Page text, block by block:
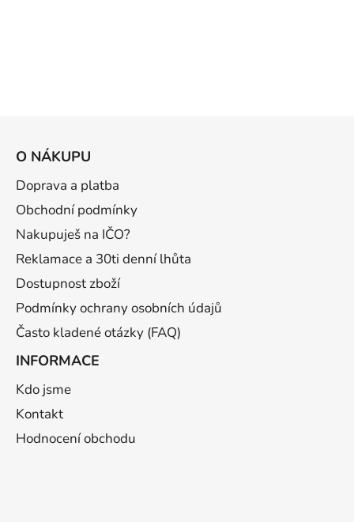
O NÁKUPU
Doprava a platba
Obchodní podmínky
Nakupuješ na IČO?
Reklamace a 30ti denní lhůta
Dostupnost zboží
Podmínky ochrany osobních údajů
Často kladené otázky (FAQ)
INFORMACE
Kdo jsme
Kontakt
Hodnocení obchodu